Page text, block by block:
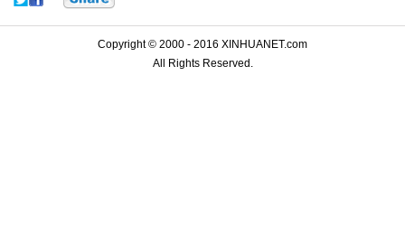
Copyright © 2000 - 2016 XINHUANET.com
All Rights Reserved.